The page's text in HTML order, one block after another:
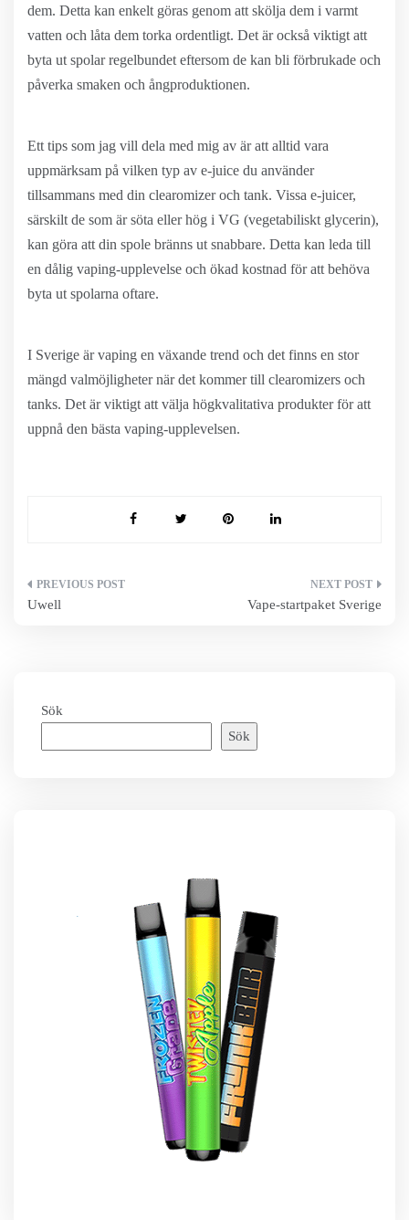
dem. Detta kan enkelt göras genom att skölja dem i varmt
vatten och låta dem torka ordentligt. Det är också viktigt att
byta ut spolar regelbundet eftersom de kan bli förbrukade och
påverka smaken och ångproduktionen.
Ett tips som jag vill dela med mig av är att alltid vara
uppmärksam på vilken typ av e-juice du använder
tillsammans med din clearomizer och tank. Vissa e-juicer,
särskilt de som är söta eller hög i VG (vegetabiliskt glycerin),
kan göra att din spole bränns ut snabbare. Detta kan leda till
en dålig vaping-upplevelse och ökad kostnad för att behöva
byta ut spolarna oftare.
I Sverige är vaping en växande trend och det finns en stor
mängd valmöjligheter när det kommer till clearomizers och
tanks. Det är viktigt att välja högkvalitativa produkter för att
uppnå den bästa vaping-upplevelsen.
Inläggsnavigering
Uwell Vape-startpaket Sverige
Sök
Sök